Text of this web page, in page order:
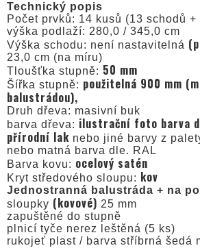
Technický popis
Počet prvků: 14 kusů (13 schodů
výška podlaží: 280,0 / 345,0 cm
Výška schodu: není nastavitelná
23,0 cm (na míru)
Tloušťka stupně: 50 mm
Šířka stupně: použitelná 900 mm
balustrádou),
Druh dřeva: masivní buk
barva dřeva: ilustrační foto barva
přírodní lak nebo jiné barvy z
nebo matná barva dle. RAL
Barva kovu: ocelový satén
Kryt středového sloupu: kov
Jednostranná balustráda + na
sloupky (kovové) 25 mm
zapuštěné do stupně
plnicí tyče nerez leštěná (5 ks)
rukojeť plast / barva stříbrná šedá